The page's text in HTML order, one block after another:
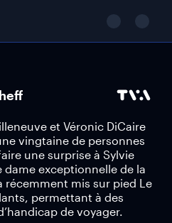
et Véronic DiCaire
vingtaine de personnes
une surprise à Sylvie
exceptionnelle de la
récemment mis sur pied Le
permettant à des
de voyager.